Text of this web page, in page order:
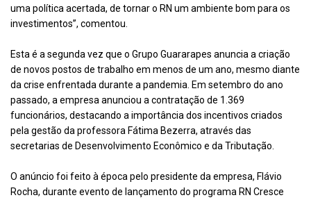
uma política acertada, de tornar o RN um ambiente bom para os
investimentos”, comentou.
Esta é a segunda vez que o Grupo Guararapes anuncia a criação
de novos postos de trabalho em menos de um ano, mesmo diante
da crise enfrentada durante a pandemia. Em setembro do ano
passado, a empresa anunciou a contratação de 1.369
funcionários, destacando a importância dos incentivos criados
pela gestão da professora Fátima Bezerra, através das
secretarias de Desenvolvimento Econômico e da Tributação.
O anúncio foi feito à época pelo presidente da empresa, Flávio
Rocha, durante evento de lançamento do programa RN Cresce